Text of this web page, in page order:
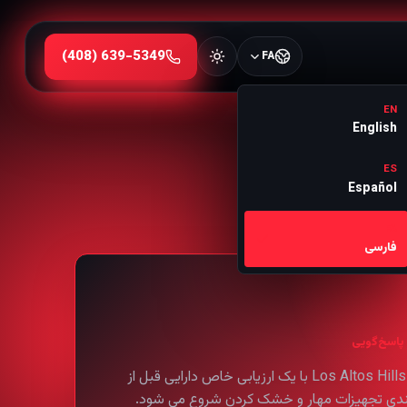
FA
EN
English
ES
Español
فارسی
⁦(408) 639-5349⁩
خدمات Los Altos Hills با یک ارزیابی خاص دارایی قبل از
تجهیزات مهار و خشک کردن شروع می شود.